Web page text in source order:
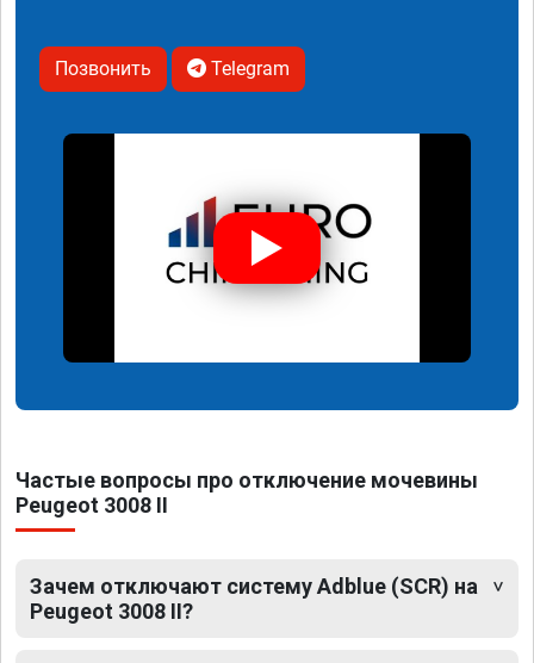
Позвонить Telegram
Частые вопросы про отключение мочевины
Peugeot 3008 II
Зачем отключают систему Adblue (SCR) на
Peugeot 3008 II?